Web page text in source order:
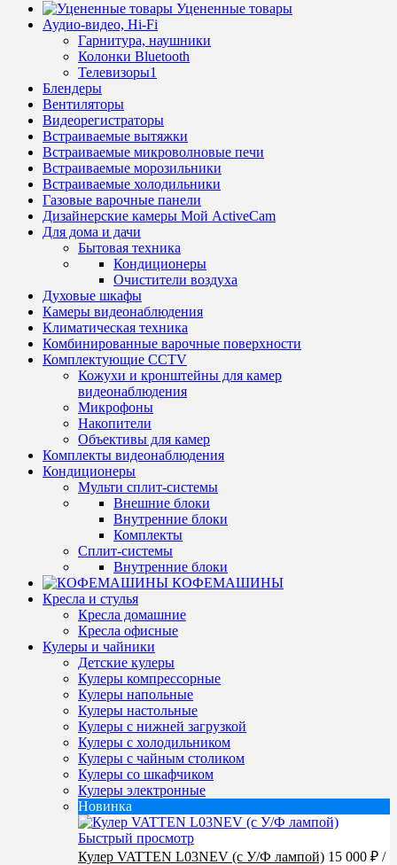
Уцененные товары
Аудио-видео, Hi-Fi
Гарнитура, наушники
Колонки Bluetooth
Телевизоры1
Блендеры
Вентиляторы
Видеорегистраторы
Встраиваемые вытяжки
Встраиваемые микроволновые печи
Встраиваемые морозильники
Встраиваемые холодильники
Газовые варочные панели
Дизайнерские камеры Мой ActiveCam
Для дома и дачи
Бытовая техника
Кондиционеры
Очистители воздуха
Духовые шкафы
Камеры видеонаблюдения
Климатическая техника
Комбинированные варочные поверхности
Комплектующие CCTV
Кожухи и кронштейны для камер
видеонаблюдения
Микрофоны
Накопители
Объективы для камер
Комплекты видеонаблюдения
Кондиционеры
Мульти сплит-системы
Внешние блоки
Внутренние блоки
Комплекты
Сплит-системы
Внутренние блоки
КОФЕМАШИНЫ
Кресла и стулья
Кресла домашние
Кресла офисные
Кулеры и чайники
Детские кулеры
Кулеры компрессорные
Кулеры напольные
Кулеры настольные
Кулеры с нижней загрузкой
Кулеры с холодильником
Кулеры с чайным столиком
Кулеры со шкафчиком
Кулеры электронные
Новинка
Быстрый просмотр
Кулер VATTEN L03NEV (с У/Ф лампой) 15 000 ₽ /